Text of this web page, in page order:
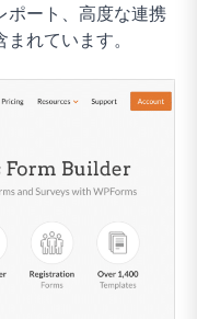
ポート、高度な連携
れています。